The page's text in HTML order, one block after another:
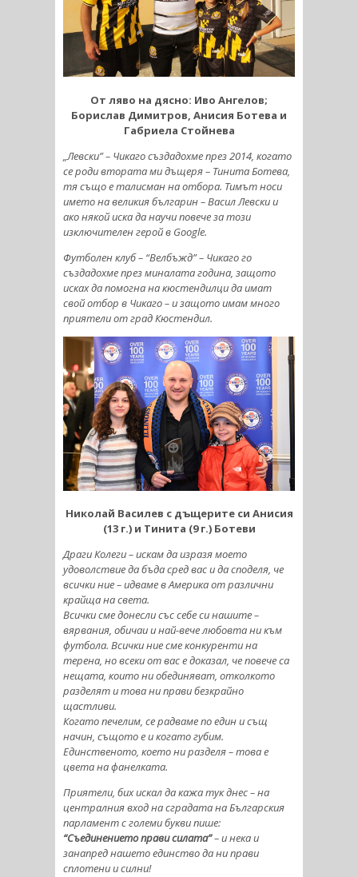
От ляво на дясно: Иво Ангелов;
Борислав Димитров, Анисия Ботева и
Габриела Стойнева
„Левски” – Чикаго създадохме през 2014, когато
се роди втората ми дъщеря – Тинита Ботева,
тя също е талисман на отбора. Тимът носи
името на великия българин – Васил Левски и
ако някой иска да научи повече за този
изключителен герой в Google.
Футболен клуб – “Велбъжд” – Чикаго го
създадохме през миналата година, защото
исках да помогна на кюстендилци да имат
свой отбор в Чикаго – и защото имам много
приятели от град Кюстендил.
Николай Василев с дъщерите си Анисия
(13 г.) и Тинита (9 г.) Ботеви
Драги Колеги – искам да изразя моето
удоволствие да бъда сред вас и да споделя, че
всички ние – идваме в Америка от различни
крайща на света.
Всички сме донесли със себе си нашите –
вярвания, обичаи и най-вече любовта ни към
футбола. Всички ние сме конкуренти на
терена, но всеки от вас е доказал, че повече са
нещата, които ни обединяват, отколкото
разделят и това ни прави безкрайно
щастливи.
Когато печелим, се радваме по един и същ
начин, същото е и когато губим.
Единственото, което ни разделя – това е
цвета на фанелката.
Приятели, бих искал да кажа тук днес – на
централния вход на сградата на Българския
парламент с големи букви пише:
“Съединението прави силата”– и нека и
занапред нашето единство да ни прави
сплотени и силни!